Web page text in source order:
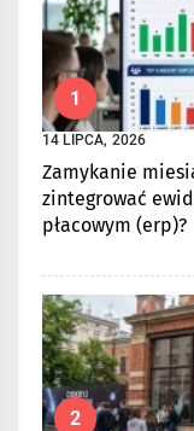
1
14 LIPCA, 2026
Zamykanie
zintegrować
płacowym (erp)?
2